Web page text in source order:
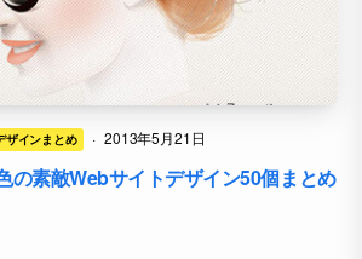
ザインまとめ · 2013年5月21日
の素敵Webサイトデザイン50個まとめ